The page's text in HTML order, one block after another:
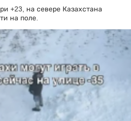
+23, на севере Казахстана
на поле.